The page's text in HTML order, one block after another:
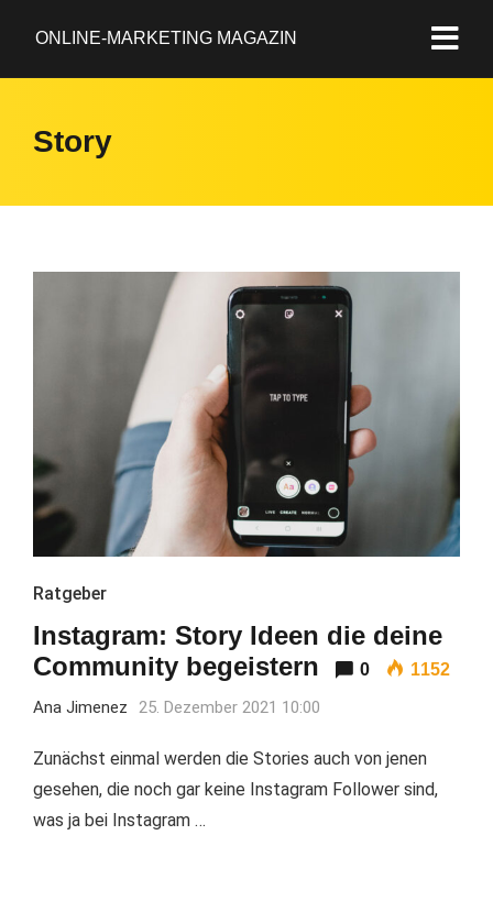
ONLINE-MARKETING MAGAZIN
Story
Ratgeber
Instagram: Story Ideen die deine
Community begeistern
0 1152
Ana Jimenez 25. Dezember 2021 10:00
Zunächst einmal werden die Stories auch von jenen
gesehen, die noch gar keine Instagram Follower sind,
was ja bei Instagram …